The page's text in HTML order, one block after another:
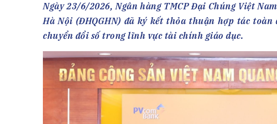
VNBA các thời kỳ
Thành tích – Giải thưởng
Đào tạo
Fintech
Tài chính Tiêu dùng
Đấu giá tài sản
Thanh toán –Thẻ
Nhà quản trị
Ngày 23/6/2026, Ngân hàng TMCP Đại Chúng Việt
Hà Nội (ĐHQGHN) đã ký kết thỏa thuận hợp tác
chuyển đổi số trong lĩnh vực tài chính giáo dục.